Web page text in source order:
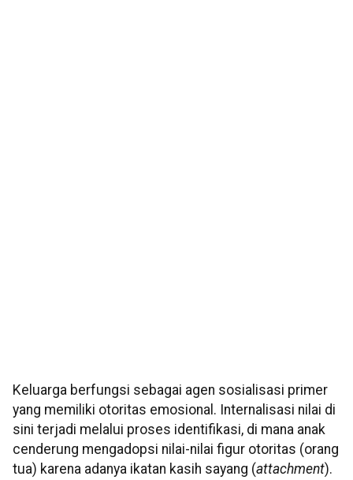
Keluarga berfungsi sebagai agen sosialisasi primer
yang memiliki otoritas emosional. Internalisasi nilai di
sini terjadi melalui proses identifikasi, di mana anak
cenderung mengadopsi nilai-nilai figur otoritas (orang
tua) karena adanya ikatan kasih sayang (attachment).